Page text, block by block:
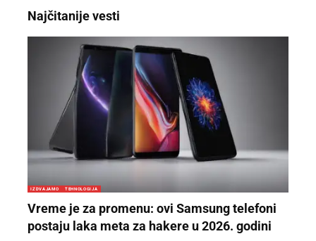
Najčitanije vesti
IZDVAJAMO TEHNOLOGIJA
Vreme je za promenu: ovi Samsung telefoni
postaju laka meta za hakere u 2026. godini